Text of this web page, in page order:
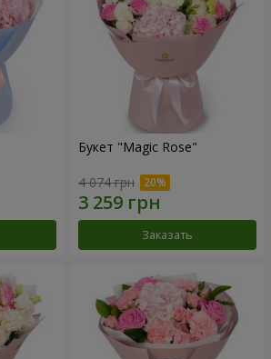
Букет "Magic Rose"
4 074 грн
Заказать